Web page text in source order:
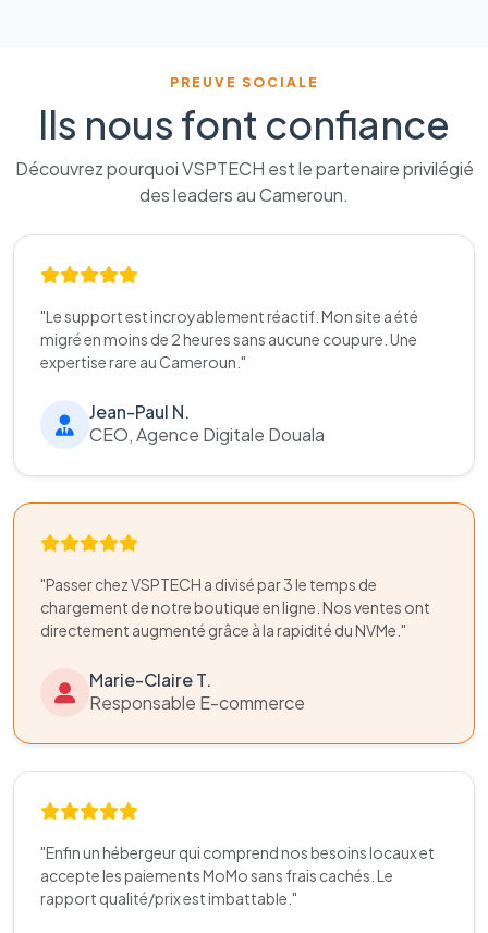
PREUVE SOCIALE
Ils nous font confiance
Découvrez pourquoi VSPTECH est le partenaire privilégié
des leaders au Cameroun.
"Le support est incroyablement réactif. Mon site a été
migré en moins de 2 heures sans aucune coupure. Une
expertise rare au Cameroun."
Jean-Paul N.
CEO, Agence Digitale Douala
"Passer chez VSPTECH a divisé par 3 le temps de
chargement de notre boutique en ligne. Nos ventes ont
directement augmenté grâce à la rapidité du NVMe."
Marie-Claire T.
Responsable E-commerce
"Enfin un hébergeur qui comprend nos besoins locaux et
accepte les paiements MoMo sans frais cachés. Le
rapport qualité/prix est imbattable."